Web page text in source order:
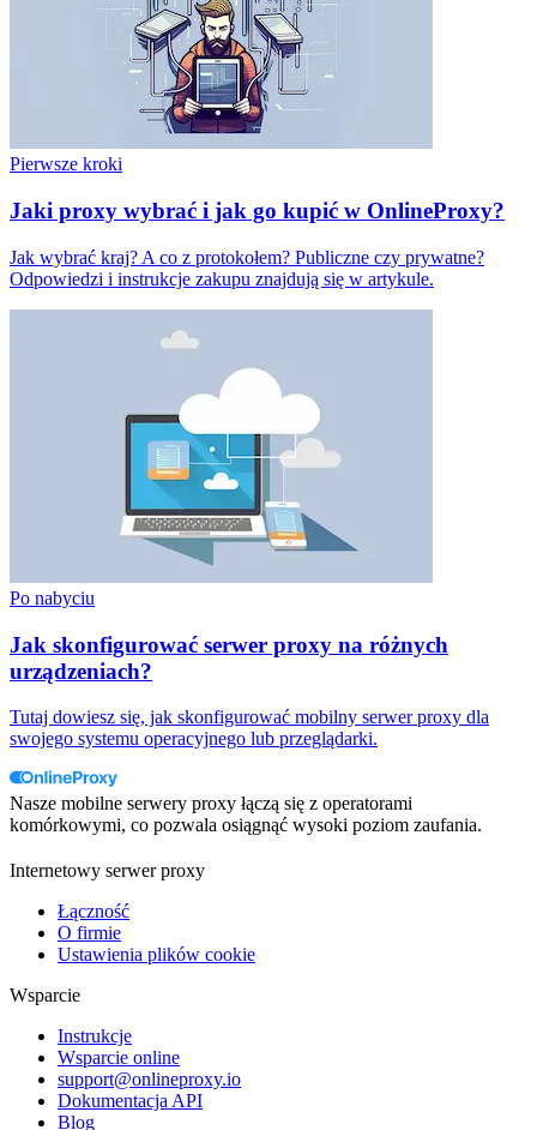
Pierwsze kroki
Jaki proxy wybrać i jak go kupić w OnlineProxy?
Jak wybrać kraj? A co z protokołem? Publiczne czy prywatne?
Odpowiedzi i instrukcje zakupu znajdują się w artykule.
Po nabyciu
Jak skonfigurować serwer proxy na różnych
urządzeniach?
Tutaj dowiesz się, jak skonfigurować mobilny serwer proxy dla
swojego systemu operacyjnego lub przeglądarki.
Nasze mobilne serwery proxy łączą się z operatorami
komórkowymi, co pozwala osiągnąć wysoki poziom zaufania.
Internetowy serwer proxy
Łączność
O firmie
Ustawienia plików cookie
Wsparcie
Instrukcje
Wsparcie online
support@onlineproxy.io
Dokumentacja API
Blog